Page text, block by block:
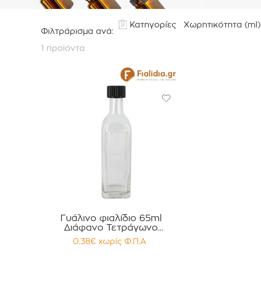
Φιλτράρισμα ανά:
Κατηγορίες Χωρητικότητα (ml)
1 προϊόντα
Γυάλινο φιαλίδιο 65ml
Διάφανο Τετράγωνο
MARASCA με Καπάκι Στεγανό
για Έλαια, Βάμματα κοκ
0.38€ χωρίς Φ.Π.Α